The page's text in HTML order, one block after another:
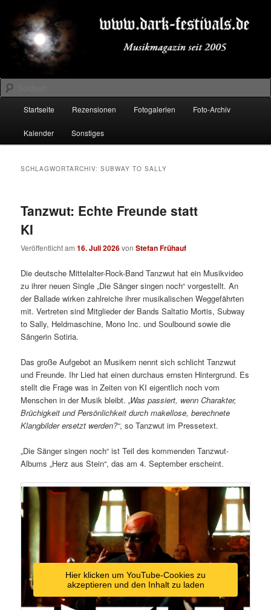
primären
Inhalt
springen
sekundären
Inhalt
springenDARK-FESTIVALS.DE
Suchen
Startseite Rezensionen Fotogalerien Foto-Archiv
Kalender Sonstiges
SCHLAGWORTARCHIV:SUBWAY TO SALLY
Tanzwut: Echte Freunde statt
KI
Veröffentlicht am16. Juli 2026vonStefan Frühauf
Die deutsche Mittelalter-Rock-Band Tanzwut hat ein Musikvideo
zu ihrer neuen Single „Die Sänger singen noch“ vorgestellt. An
der Ballade wirken zahlreiche ihrer musikalischen Weggefährten
mit. Vertreten sind Mitglieder der Bands Saltatio Mortis, Subway
to Sally, Heldmaschine, Mono Inc. und Soulbound sowie die
Sängerin Sotiria.
Das große Aufgebot an Musikern nennt sich schlicht Tanzwut
und Freunde. Ihr Lied hat einen durchaus ernsten Hintergrund. Es
stellt die Frage was in Zeiten von KI eigentlich noch vom
Menschen in der Musik bleibt.„Was passiert, wenn Charakter,
Brüchigkeit und Persönlichkeit durch makellose, berechnete
Klangbilder ersetzt werden?“, so Tanzwut im Pressetext.
„Die Sänger singen noch“ ist Teil des kommenden Tanzwut-
Albums „Herz aus Stein“, das am 4. September erscheint.
Hier klicken um YouTube-Cookies zu
akzeptieren und den Inhalt zu laden